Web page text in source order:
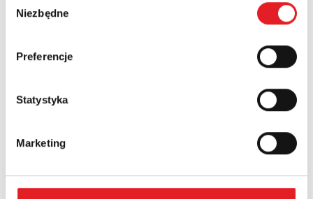
zgody
Niezbędne
Preferencje
Statystyka
Marketing
Numer telefonu:
Województwo: